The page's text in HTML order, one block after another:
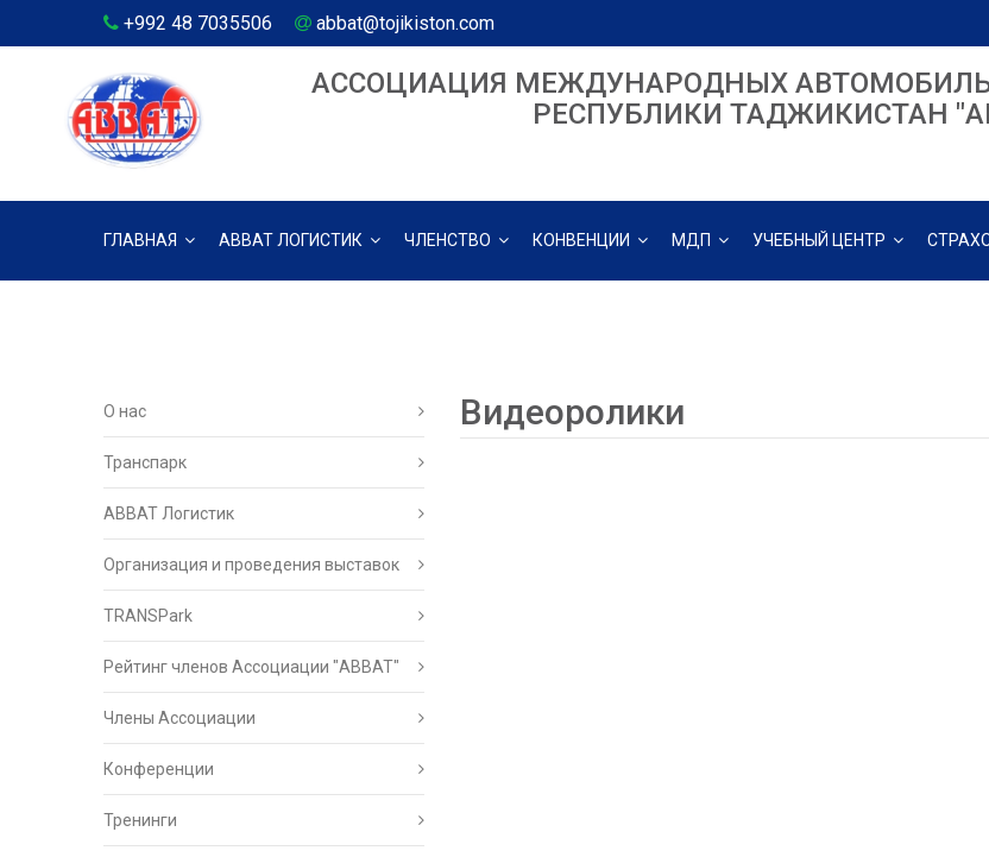
+992 48 7035506 abbat@tojikiston.com
АССОЦИАЦИЯ МЕЖДУНАРОДНЫХ
РЕСПУБЛИКИ ТАДЖИКИСТАН
ГЛАВНАЯ АВВАТ ЛОГИСТИК ЧЛЕНСТВО КОНВЕНЦИИ МДП УЧЕБНЫЙ ЦЕНТР
О нас
Транспарк
ABBAT Логистик
Организация и проведения выставок
TRANSPark
Рейтинг членов Ассоциации "АВВАТ"
Члены Ассоциации
Конференции
Тренинги
Видеоролики